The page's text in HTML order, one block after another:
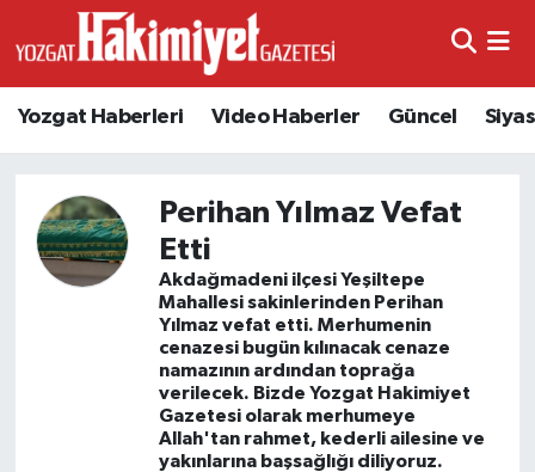
Yozgat Haberleri Video Haberler Güncel
Perihan Yılmaz Vefat
Etti
Akdağmadeni ilçesi Yeşiltepe
Mahallesi sakinlerinden Perihan
Yılmaz vefat etti. Merhumenin
cenazesi bugün kılınacak cenaze
namazının ardından toprağa
verilecek. Bizde Yozgat Hakimiyet
Gazetesi olarak merhumeye
Allah'tan rahmet, kederli ailesine ve
yakınlarına başsağlığı diliyoruz.